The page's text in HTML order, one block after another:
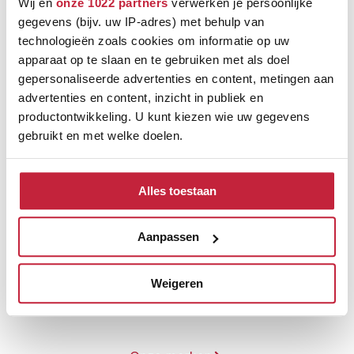
Wij en onze 1022 partners verwerken je persoonlijke
gegevens (bijv. uw IP-adres) met behulp van
technologieën zoals cookies om informatie op uw
apparaat op te slaan en te gebruiken met als doel
gepersonaliseerde advertenties en content, metingen aan
advertenties en content, inzicht in publiek en
productontwikkeling. U kunt kiezen wie uw gegevens
gebruikt en met welke doelen.
Als u het toestaat, willen we ook graag:
Informatie verzamelen over uw geografische
locatie, die tot een paar meter nauwkeurig kan zijn
Uw apparaat identificeren door het actief te
scannen op specifieke eigenschappen (fingerprinting)
verwerkt en stel uw voorkeuren in het
U kunt uw toestemming op elk moment wijzigen of
Alles toestaan
Aanpassen
Weigeren
Ontdek de verschillende
merken